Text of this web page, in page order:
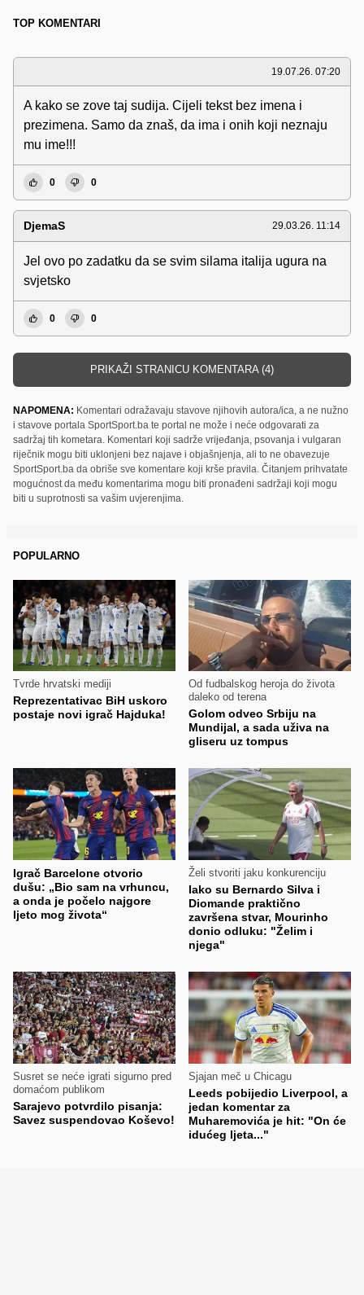
TOP KOMENTARI
19.07.26. 07:20
A kako se zove taj sudija. Cijeli tekst bez imena i
prezimena. Samo da znaš, da ima i onih koji neznaju
mu ime!!!
0 0
DjemaS 29.03.26. 11:14
Jel ovo po zadatku da se svim silama italija ugura na
svjetsko
0 0
PRIKAŽI STRANICU KOMENTARA (4)
NAPOMENA: Komentari odražavaju stavove njihovih autora/ica, a ne nužno
i stavove portala SportSport.ba te portal ne može i neće odgovarati za
sadržaj tih kometara. Komentari koji sadrže vrijeđanja, psovanja i vulgaran
riječnik mogu biti uklonjeni bez najave i objašnjenja, ali to ne obavezuje
SportSport.ba da obriše sve komentare koji krše pravila. Čitanjem prihvatate
mogućnost da među komentarima mogu biti pronađeni sadržaji koji mogu
biti u suprotnosti sa vašim uvjerenjima.
POPULARNO
Tvrde hrvatski mediji
Reprezentativac BiH uskoro
postaje novi igrač Hajduka!
Od fudbalskog heroja do života
daleko od terena
Golom odveo Srbiju na
Mundijal, a sada uživa na
gliseru uz tompus
Igrač Barcelone otvorio
dušu: „Bio sam na vrhuncu,
a onda je počelo najgore
ljeto mog života“
Želi stvoriti jaku konkurenciju
Iako su Bernardo Silva i
Diomande praktično
završena stvar, Mourinho
donio odluku: "Želim i
njega"
Susret se neće igrati sigurno pred
domaćom publikom
Sarajevo potvrdilo pisanja:
Savez suspendovao Koševo!
Sjajan meč u Chicagu
Leeds pobijedio Liverpool, a
jedan komentar za
Muharemovića je hit: "On će
idućeg ljeta..."